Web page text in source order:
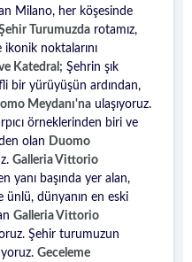
Milano, her köşesinde
Turumuzda rotamız,
ikonik noktalarını
Katedral; Şehrin şık
bir yürüyüşün ardından,
Meydanı'na ulaşıyoruz.
örneklerinden biri ve
olan Duomo
Galleria Vittorio
yanı başında yer alan,
ünlü, dünyanın en eski
Galleria Vittorio
Şehir turumuzun
Geceleme